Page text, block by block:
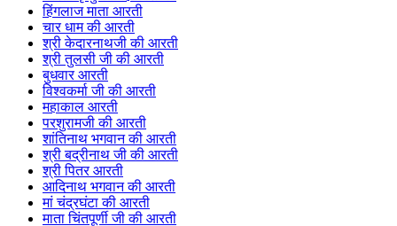
हिंगलाज माता आरती
चार धाम की आरती
श्री केदारनाथजी की आरती
श्री तुलसी जी की आरती
बुधवार आरती
विश्वकर्मा जी की आरती
महाकाल आरती
परशुरामजी की आरती
शांतिनाथ भगवान की आरती
श्री बद्रीनाथ जी की आरती
श्री पितर आरती
आदिनाथ भगवान की आरती
मां चंद्रघंटा की आरती
माता चिंतपूर्णी जी की आरती